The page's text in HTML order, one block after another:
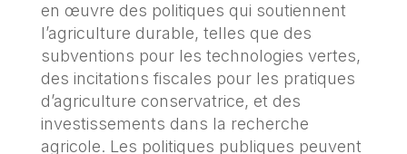
en œuvre des politiques qui soutiennent
l’agriculture durable, telles que des
subventions pour les technologies vertes,
des incitations fiscales pour les pratiques
d’agriculture conservatrice, et des
investissements dans la recherche
agricole. Les politiques publiques peuvent